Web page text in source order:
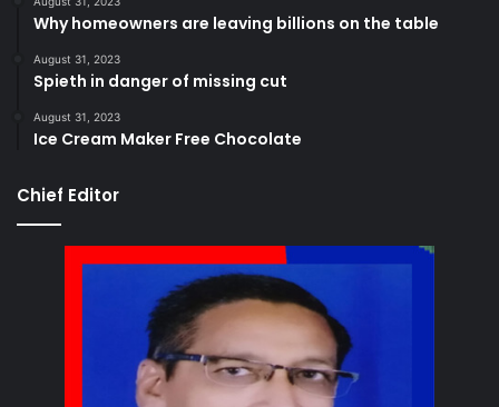
Why homeowners are leaving billions on the table
August 31, 2023
Spieth in danger of missing cut
August 31, 2023
Ice Cream Maker Free Chocolate
Chief Editor